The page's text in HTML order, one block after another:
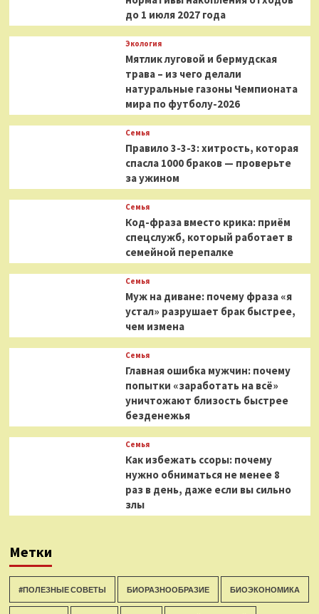
до 1 июля 2027 года
Экология
Мятлик луговой и бермудская
трава – из чего делали
натуральные газоны Чемпионата
мира по футболу-2026
Семья
Правило 3-3-3: хитрость, которая
спасла 1000 браков — проверьте
за ужином
Семья
Код-фраза вместо крика: приём
спецслужб, который работает в
семейной перепалке
Семья
Муж на диване: почему фраза «я
устал» разрушает брак быстрее,
чем измена
Семья
Главная ошибка мужчин: почему
попытки «заработать на всё»
уничтожают близость быстрее
безденежья
Семья
Как избежать ссоры: почему
нужно обниматься не менее 8
раз в день, даже если вы сильно
злы
Метки
#ПОЛЕЗНЫЕ СОВЕТЫ БИОРАЗНООБРАЗИЕ БИОЭКОНОМИКА